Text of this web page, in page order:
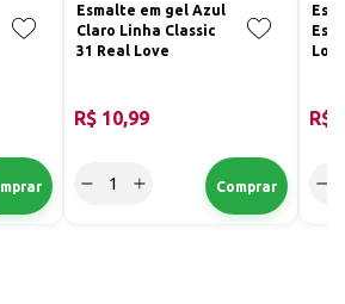
Esmalte em gel Azul
Claro Linha Classic
31 Real Love
R$ 10,99 R$